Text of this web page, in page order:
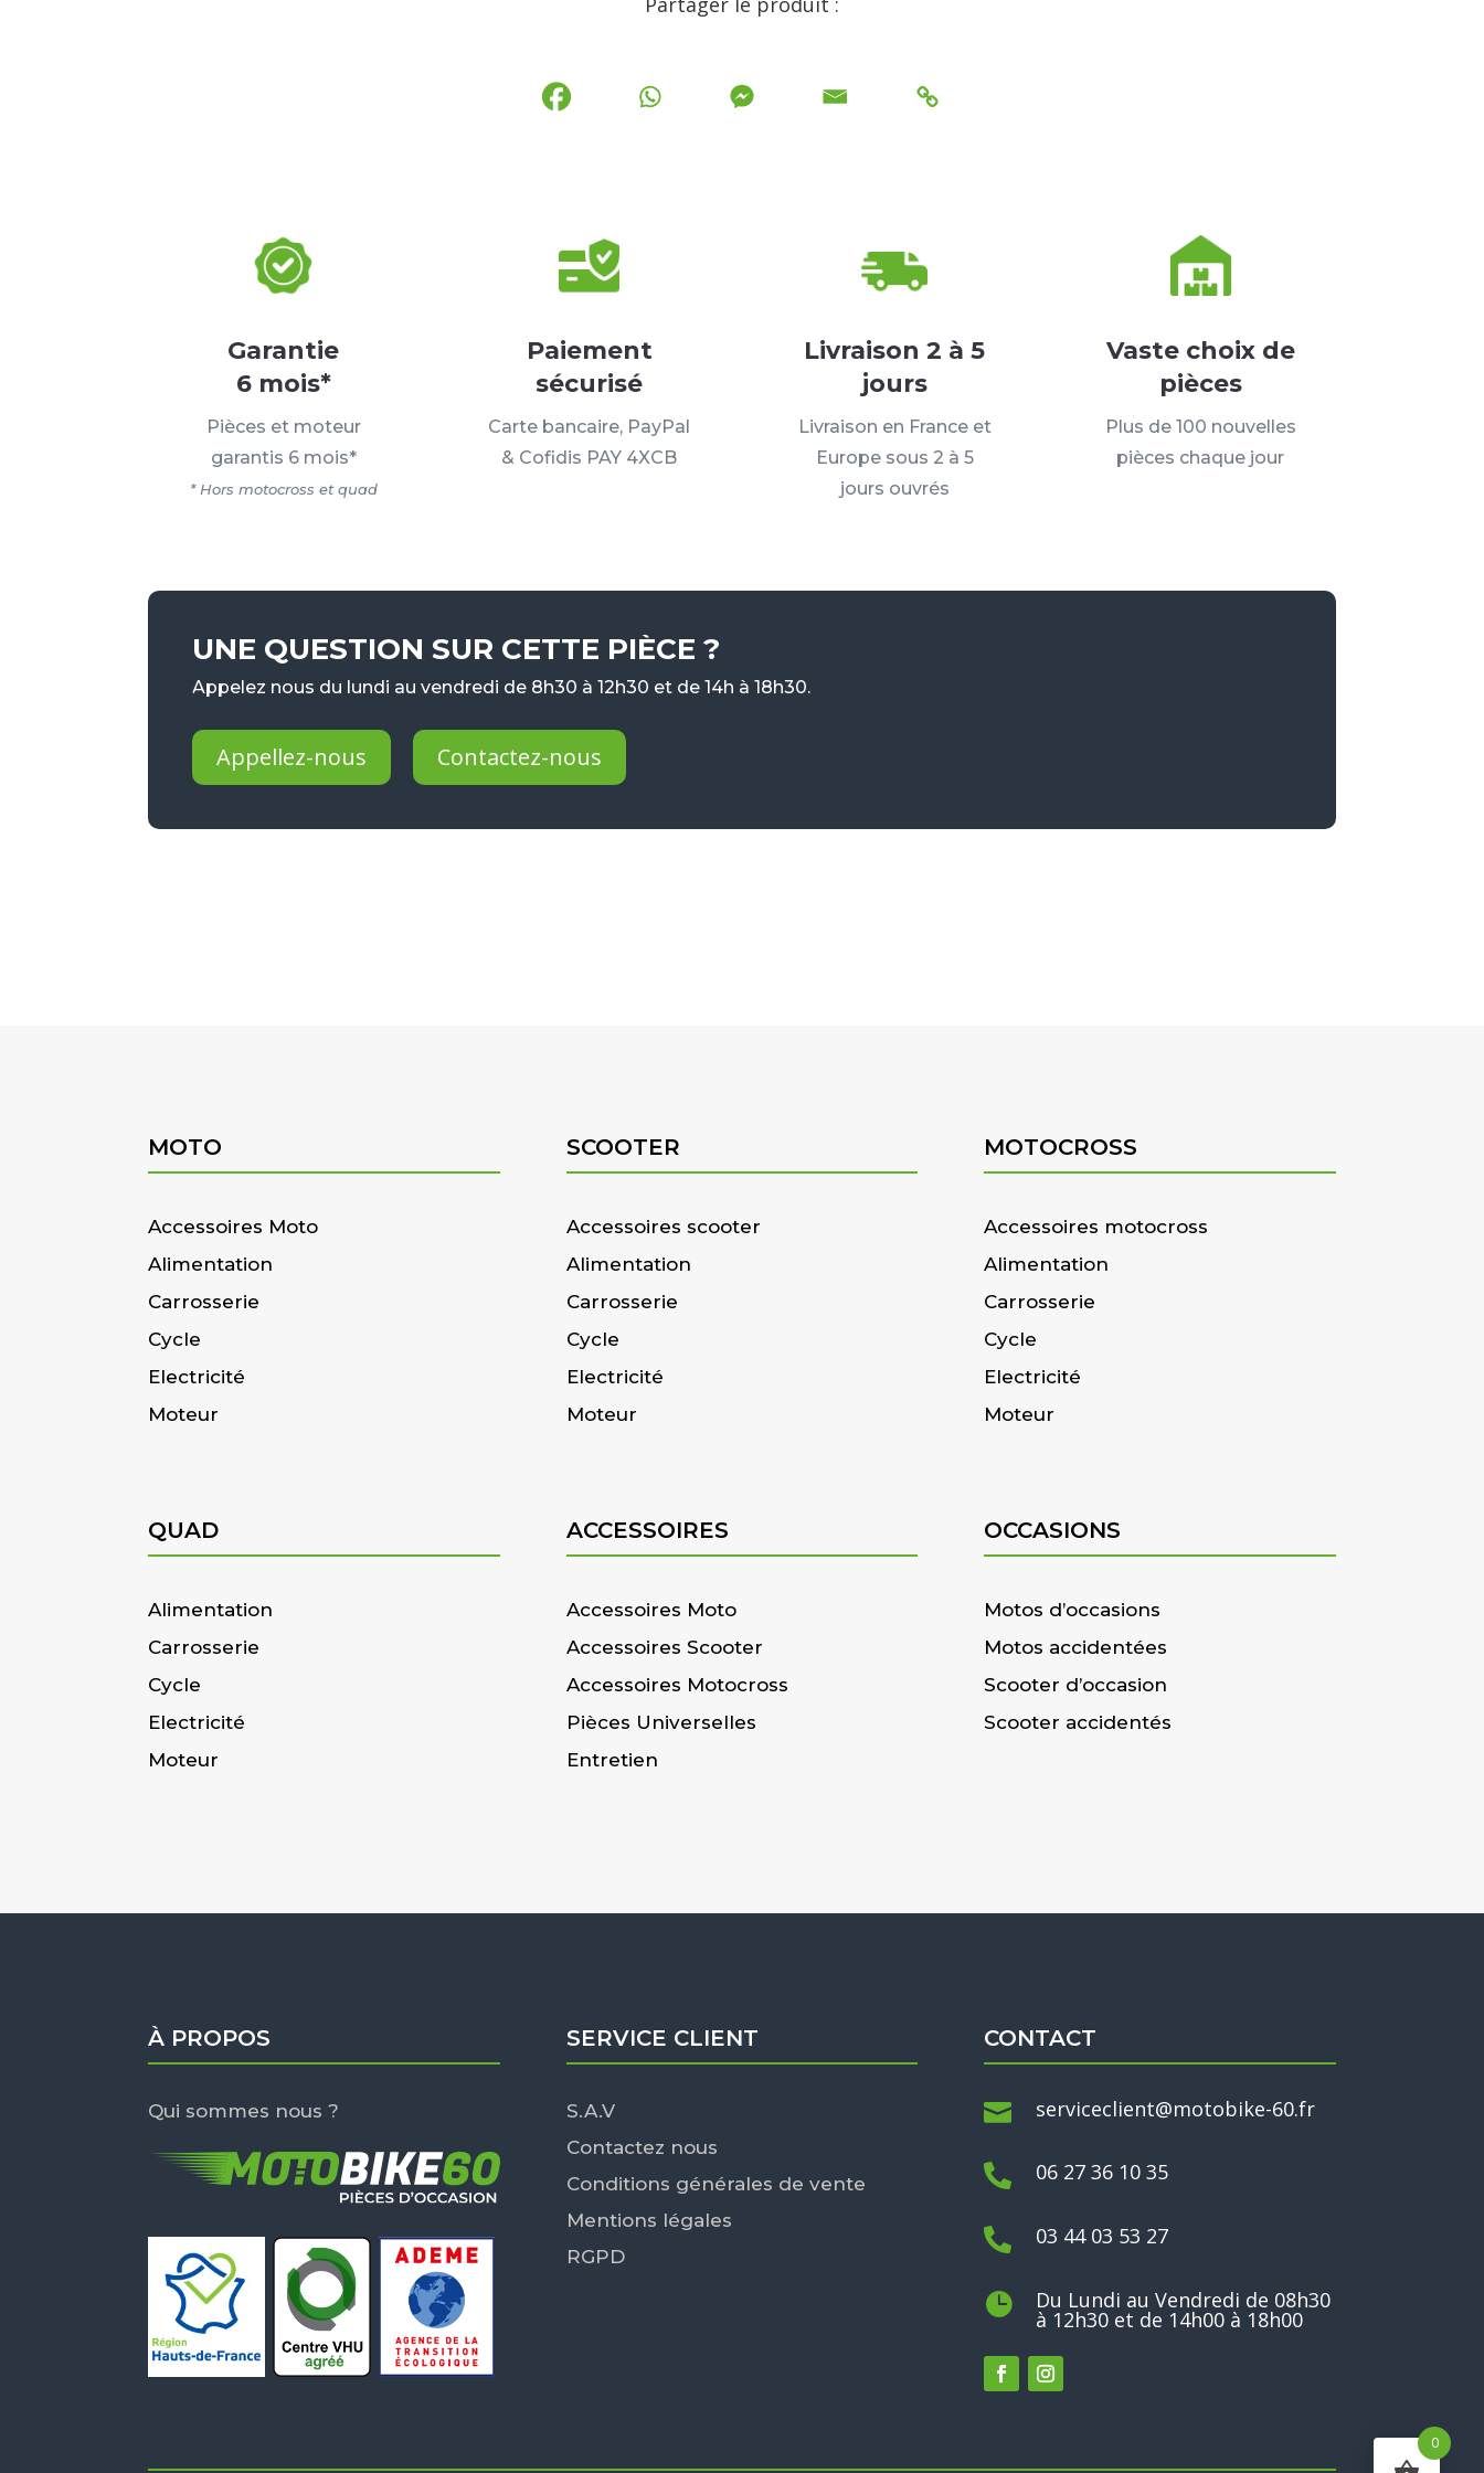
Garantie
6 mois*
Pièces et moteur
garantis 6 mois*
* Hors motocross et quad
Paiement
sécurisé
Carte bancaire, PayPal
& Cofidis PAY 4XCB
Livraison 2 à 5
jours
Livraison en France et
Europe sous 2 à 5
jours ouvrés
Vaste choix de
pièces
Plus de 100 nouvelles
pièces chaque jour
UNE QUESTION SUR CETTE PIÈCE ?
Appelez nous du lundi au vendredi de 8h30 à 12h30 et de 14h à 18h30.
Appellez-nous Contactez-nous
MOTO
Accessoires Moto
Alimentation
Carrosserie
Cycle
Electricité
Moteur
SCOOTER
Accessoires scooter
Alimentation
Carrosserie
Cycle
Electricité
Moteur
MOTOCROSS
Accessoires motocross
Alimentation
Carrosserie
Cycle
Electricité
Moteur
QUAD
Alimentation
Carrosserie
Cycle
Electricité
Moteur
ACCESSOIRES
Accessoires Moto
Accessoires Scooter
Accessoires Motocross
Pièces Universelles
Entretien
OCCASIONS
Motos d’occasions
Motos accidentées
Scooter d’occasion
Scooter accidentés
À PROPOS
Qui sommes nous ?
SERVICE CLIENT
S.A.V
Contactez nous
Conditions générales de vente
Mentions légales
RGPD
CONTACT
 serviceclient@motobike-60.fr
 06 27 36 10 35
 03 44 03 53 27
 Du Lundi au Vendredi de 08h30
à 12h30 et de 14h00 à 18h00
0